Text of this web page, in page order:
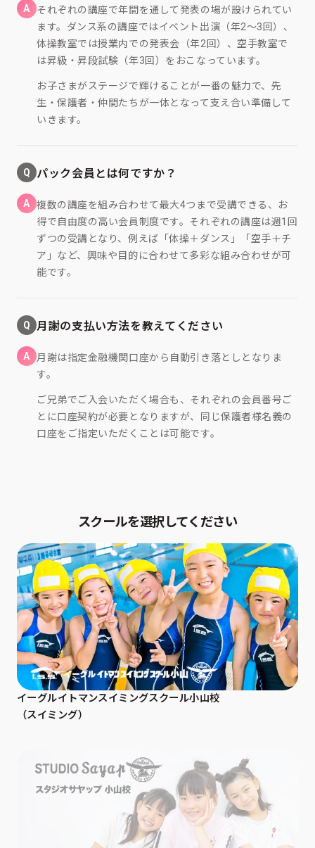
A
それぞれの講座で年間を通して発表の場が設けられてい
ます。ダンス系の講座ではイベント出演（年2〜3回）、
体操教室では授業内での発表会（年2回）、空手教室で
は昇級・昇段試験（年3回）をおこなっています。
お子さまがステージで輝けることが一番の魅力で、先
生・保護者・仲間たちが一体となって支え合い準備して
いきます。
Q パック会員とは何ですか？
A
複数の講座を組み合わせて最大4つまで受講できる、お
得で自由度の高い会員制度です。それぞれの講座は週1回
ずつの受講となり、例えば「体操＋ダンス」「空手＋チ
ア」など、興味や目的に合わせて多彩な組み合わせが可
能です。
Q 月謝の支払い方法を教えてください
A
月謝は指定金融機関口座から自動引き落としとなりま
す。
ご兄弟でご入会いただく場合も、それぞれの会員番号ご
とに口座契約が必要となりますが、同じ保護者様名義の
口座をご指定いただくことは可能です。
スクールを選択してください
イーグルイトマンスイミングスクール小山校
（スイミング）